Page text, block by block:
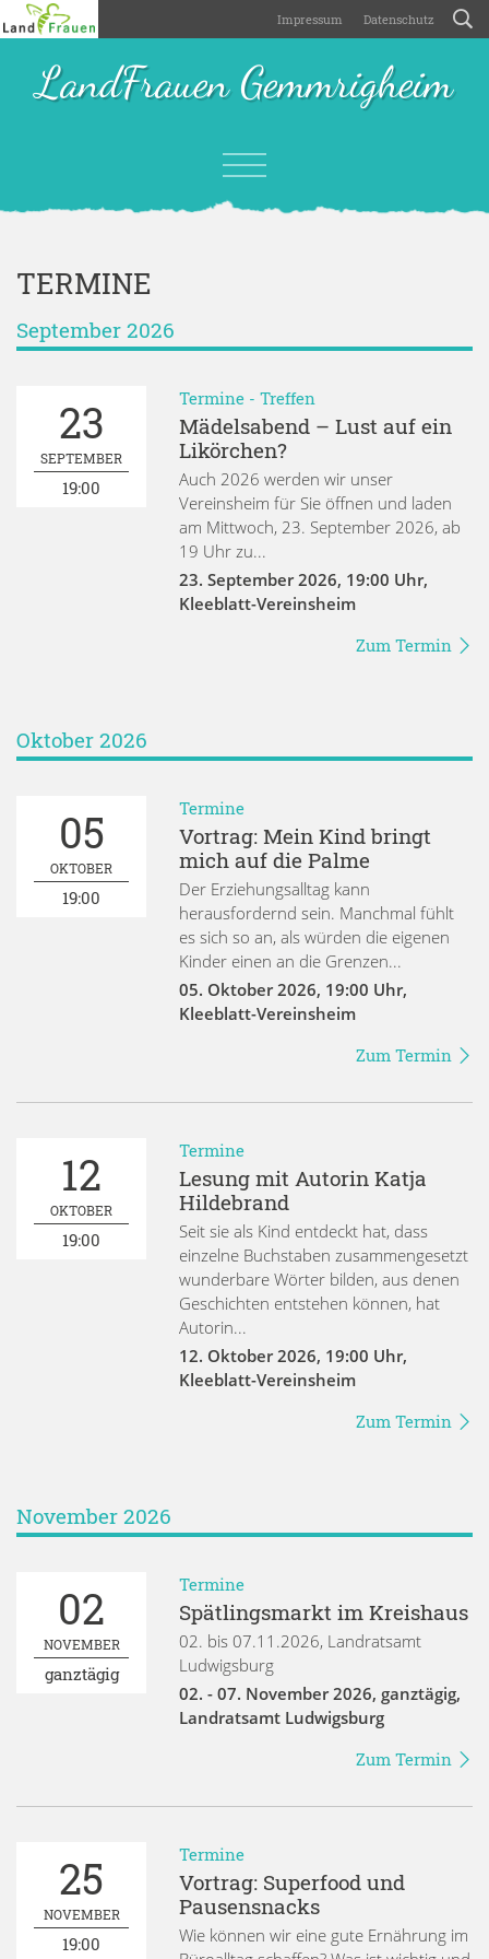
Impressum Datenschutz
LandFrauen Gemmrigheim
TERMINE
September 2026
23
SEPTEMBER
19:00
Termine -Treffen
Mädelsabend – Lust auf ein
Likörchen?
Auch 2026 werden wir unser
Vereinsheim für Sie öffnen und laden
am Mittwoch, 23. September 2026, ab
19 Uhr zu...
23. September 2026, 19:00 Uhr,
Kleeblatt-Vereinsheim
Zum Termin
Oktober 2026
05
OKTOBER
19:00
Termine
Vortrag: Mein Kind bringt
mich auf die Palme
Der Erziehungsalltag kann
herausfordernd sein. Manchmal fühlt
es sich so an, als würden die eigenen
Kinder einen an die Grenzen...
05. Oktober 2026, 19:00 Uhr,
Kleeblatt-Vereinsheim
Zum Termin
12
OKTOBER
19:00
Termine
Lesung mit Autorin Katja
Hildebrand
Seit sie als Kind entdeckt hat, dass
einzelne Buchstaben zusammengesetzt
wunderbare Wörter bilden, aus denen
Geschichten entstehen können, hat
Autorin...
12. Oktober 2026, 19:00 Uhr,
Kleeblatt-Vereinsheim
Zum Termin
November 2026
02
NOVEMBER
ganztägig
Termine
Spätlingsmarkt im Kreishaus
02. bis 07.11.2026, Landratsamt
Ludwigsburg
02. - 07. November 2026,ganztägig,
Landratsamt Ludwigsburg
Zum Termin
25
NOVEMBER
19:00
Termine
Vortrag: Superfood und
Pausensnacks
Wie können wir eine gute Ernährung im